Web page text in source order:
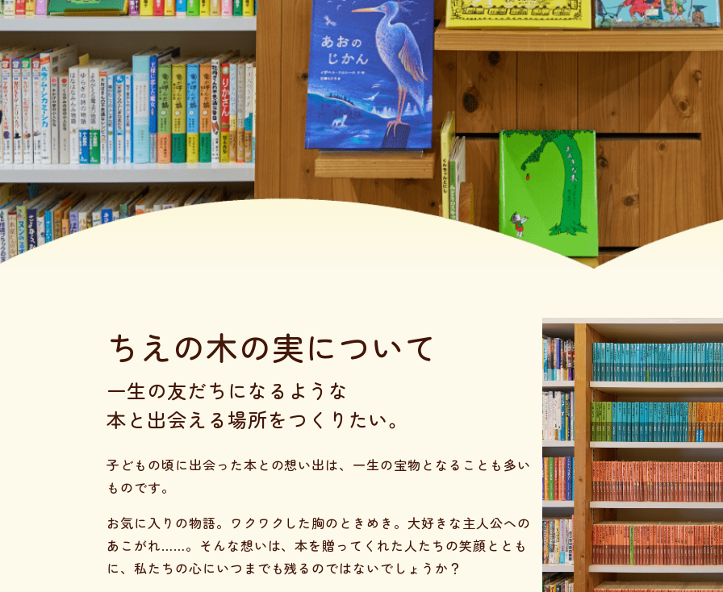
ちえの木の実について
一生の友だちになるような
本と出会える場所をつくりたい。
子どもの頃に出会った本との想い出は、一生の宝物となることも多い
ものです。
お気に入りの物語。ワクワクした胸のときめき。大好きな主人公への
あこがれ……。そんな想いは、本を贈ってくれた人たちの笑顔ととも
に、私たちの心にいつまでも残るのではないでしょうか？